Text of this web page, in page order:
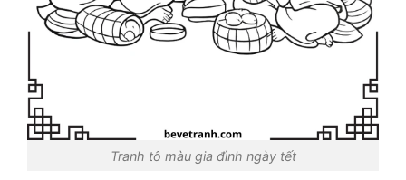
Tranh tô màu gia đình ngày tết